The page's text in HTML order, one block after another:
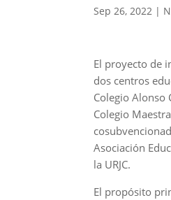
Sep 26, 2022 |
El proyecto de
dos centros
Colegio Alonso
Colegio
Asociación
la URJC.
El propósito